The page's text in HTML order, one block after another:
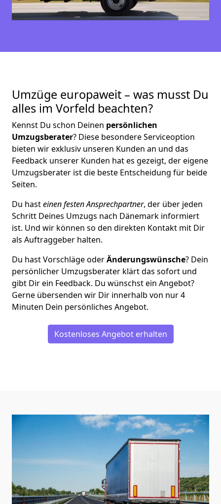
Umzüge europaweit – was musst Du
alles im Vorfeld beachten?
Kennst Du schon Deinen persönlichen
Umzugsberater? Diese besondere Serviceoption
bieten wir exklusiv unseren Kunden an und das
Feedback unserer Kunden hat es gezeigt, der eigene
Umzugsberater ist die beste Entscheidung für beide
Seiten.
Du hasteinen festen Ansprechpartner, der über jeden
Schritt Deines Umzugs nach Dänemark informiert
ist. Und wir können so den direkten Kontakt mit Dir
als Auftraggeber halten.
Du hast Vorschläge oderÄnderungswünsche? Dein
persönlicher Umzugsberater klärt das sofort und
gibt Dir ein Feedback. Du wünschst ein Angebot?
Gerne übersenden wir Dir innerhalb von nur4
Minuten Dein persönliches Angebot.
Kostenloses Angebot erhalten